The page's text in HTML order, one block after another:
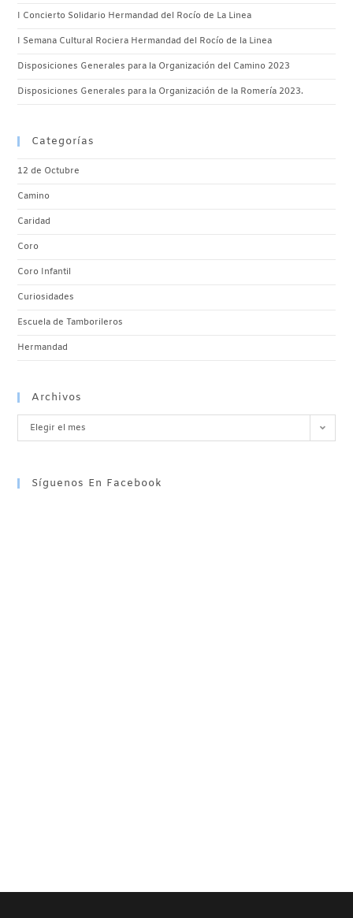
I Concierto Solidario Hermandad del Rocío de La Linea
I Semana Cultural Rociera Hermandad del Rocío de la Linea
Disposiciones Generales para la Organización del Camino 2023
Disposiciones Generales para la Organización de la Romería 2023.
Categorías
12 de Octubre
Camino
Caridad
Coro
Coro Infantil
Curiosidades
Escuela de Tamborileros
Hermandad
Archivos
Elegir el mes
Síguenos En Facebook